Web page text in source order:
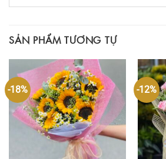
SẢN PHẨM TƯƠNG TỰ
-18% -12%